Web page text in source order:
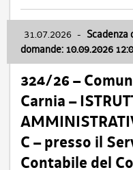
31.07.2026 - Scadenza
domande: 10.09.2026
324/26 –
Carnia –
C – presso il
Contabile del